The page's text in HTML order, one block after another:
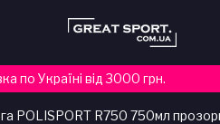
по Україні від 3000 грн.
POLISPORT R750 750мл